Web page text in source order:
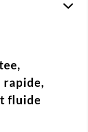
rapide,
fluide